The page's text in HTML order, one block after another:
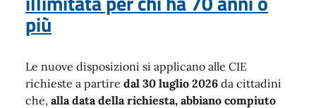
più
Le nuove disposizioni si applicano alle CIE
richieste a partire dal 30 luglio 2026 da cittadini
che, alla data della richiesta, abbiano compiuto